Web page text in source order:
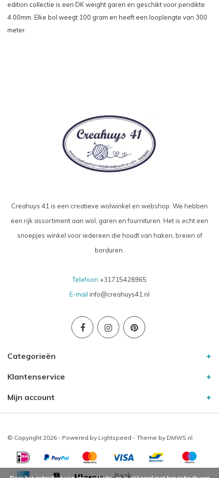
edition collectie is een DK weight garen en geschikt voor pendikte
4.00mm. Elke bol weegt 100 gram en heeft een looplengte van 300
meter.
Creahuys 41 is een creatieve wolwinkel en webshop. We hebben
een rijk assortiment aan wol, garen en fournituren. Het is echt een
snoepjes winkel voor iedereen die houdt van haken, breien of
borduren.
Telefoon +31715428965
E-mail info@creahuys41.nl
Categorieën
Klantenservice
Mijn account
© Copyright 2026 - Powered by Lightspeed - Theme by DMWS.nl